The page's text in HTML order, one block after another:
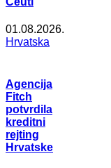
01.08.2026.
Hrvatska
Agencija
Fitch
potvrdila
kreditni
rejting
Hrvatske